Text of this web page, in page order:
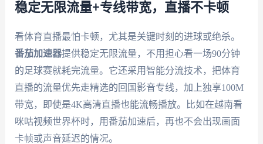
稳定无限流量+专线带宽，直播不卡顿
看体育直播最怕卡顿，尤其是关键时刻的进球或绝杀。
番茄加速器提供稳定无限流量，不用担心看一场90分钟
的足球赛就耗完流量。它还采用智能分流技术，把体育
直播的流量优先走精选的回国影音专线，加上独享100M
带宽，即使是4K高清直播也能流畅播放。比如在越南看
咪咕视频世界杯时，用番茄加速后，再也不会出现画面
卡帧或声音延迟的情况。